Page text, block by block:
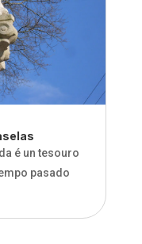
é un tesouro
pasado